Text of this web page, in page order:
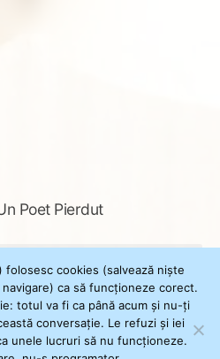
Poet Pierdut
byWordPress
folosesc cookies (salvează niște
ca să funcționeze corect.
totul va fi ca până acum și nu-ți
conversație. Le refuzi și iei
unele lucruri să nu funcționeze.